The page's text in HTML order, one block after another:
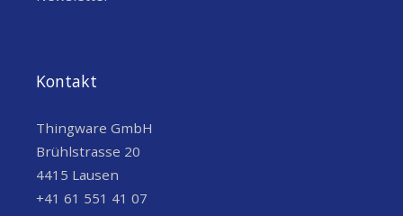
Kontakt
Thingware GmbH
Brühlstrasse 20
4415 Lausen
+41 61 551 41 07